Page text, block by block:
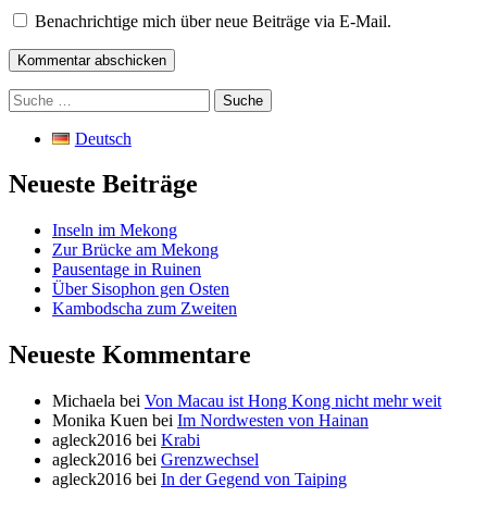
Benachrichtige mich über neue Beiträge via E-Mail.
Suche
nach:
Deutsch
Neueste Beiträge
Inseln im Mekong
Zur Brücke am Mekong
Pausentage in Ruinen
Über Sisophon gen Osten
Kambodscha zum Zweiten
Neueste Kommentare
Michaela bei Von Macau ist Hong Kong nicht mehr weit
Monika Kuen bei Im Nordwesten von Hainan
agleck2016 bei Krabi
agleck2016 bei Grenzwechsel
agleck2016 bei In der Gegend von Taiping